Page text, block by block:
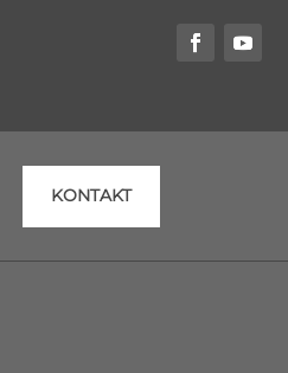
KONTAKT